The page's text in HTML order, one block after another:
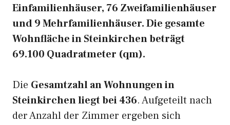
Einfamilienhäuser, 76 Zweifamilienhäuser
und 9 Mehrfamilienhäuser. Die gesamte
Wohnfläche in Steinkirchen beträgt
69.100 Quadratmeter (qm).
Die Gesamtzahl an Wohnungen in
Steinkirchen liegt bei 436. Aufgeteilt nach
der Anzahl der Zimmer ergeben sich